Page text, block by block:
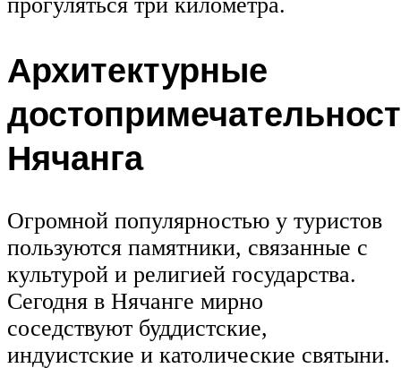
прогуляться три километра.
Архитектурные
Нячанга
Огромной популярностью у туристов
пользуются памятники, связанные с
культурой и религией государства.
Сегодня в Нячанге мирно
соседствуют буддистские,
индуистские и католические святыни.